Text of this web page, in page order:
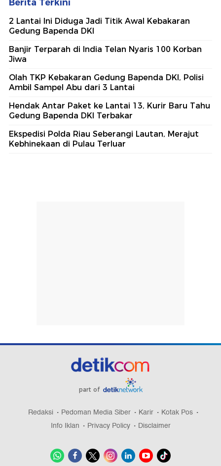
Berita Terkini
2 Lantai Ini Diduga Jadi Titik Awal Kebakaran
Gedung Bapenda DKI
Banjir Terparah di India Telan Nyaris 100 Korban
Jiwa
Olah TKP Kebakaran Gedung Bapenda DKI, Polisi
Ambil Sampel Abu dari 3 Lantai
Hendak Antar Paket ke Lantai 13, Kurir Baru Tahu
Gedung Bapenda DKI Terbakar
Ekspedisi Polda Riau Seberangi Lautan, Merajut
Kebhinekaan di Pulau Terluar
part of
Redaksi Pedoman Media Siber Karir
Kotak Pos
Info Iklan
Privacy Policy Disclaimer